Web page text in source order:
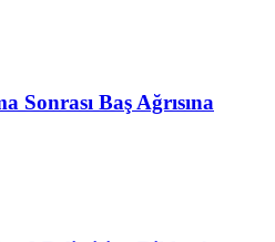
Sonrası Baş Ağrısına